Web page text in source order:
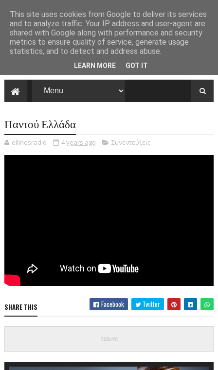
Παντού Ελλάδα
ellinesradio 4 years ago Συνεντεύξεις
SHARE THIS Facebook Twitter
This site uses cookies from Google to deliver its services
and to analyze traffic. Your IP address and user-agent are
shared with Google along with performance and security
metrics to ensure quality of service, generate usage
statistics, and to detect and address abuse.
LEARN MORE GOT IT